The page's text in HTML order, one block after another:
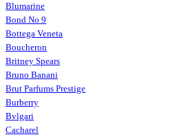
Blumarine
Bond No 9
Bottega Veneta
Boucheron
Britney Spears
Bruno Banani
Brut Parfums Prestige
Burberry
Bvlgari
Cacharel